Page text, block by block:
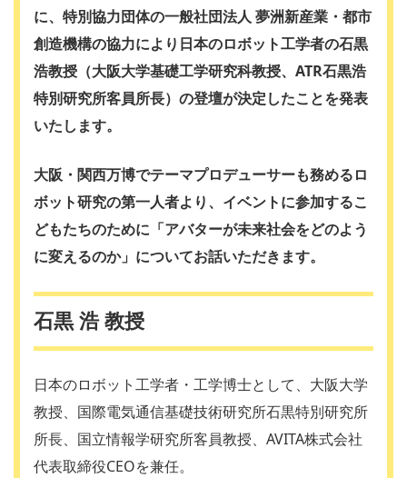
に、特別協力団体の一般社団法人 夢洲新産業・都市
創造機構の協力により日本のロボット工学者の石黒
浩教授（大阪大学基礎工学研究科教授、ATR石黒浩
特別研究所客員所長）の登壇が決定したことを発表
いたします。
大阪・関西万博でテーマプロデューサーも務めるロ
ボット研究の第一人者より、イベントに参加するこ
どもたちのために「アバターが未来社会をどのよう
に変えるのか」についてお話いただきます。
石黒 浩 教授
日本のロボット工学者・工学博士として、大阪大学
教授、国際電気通信基礎技術研究所石黒特別研究所
所長、国立情報学研究所客員教授、AVITA株式会社
代表取締役CEOを兼任。